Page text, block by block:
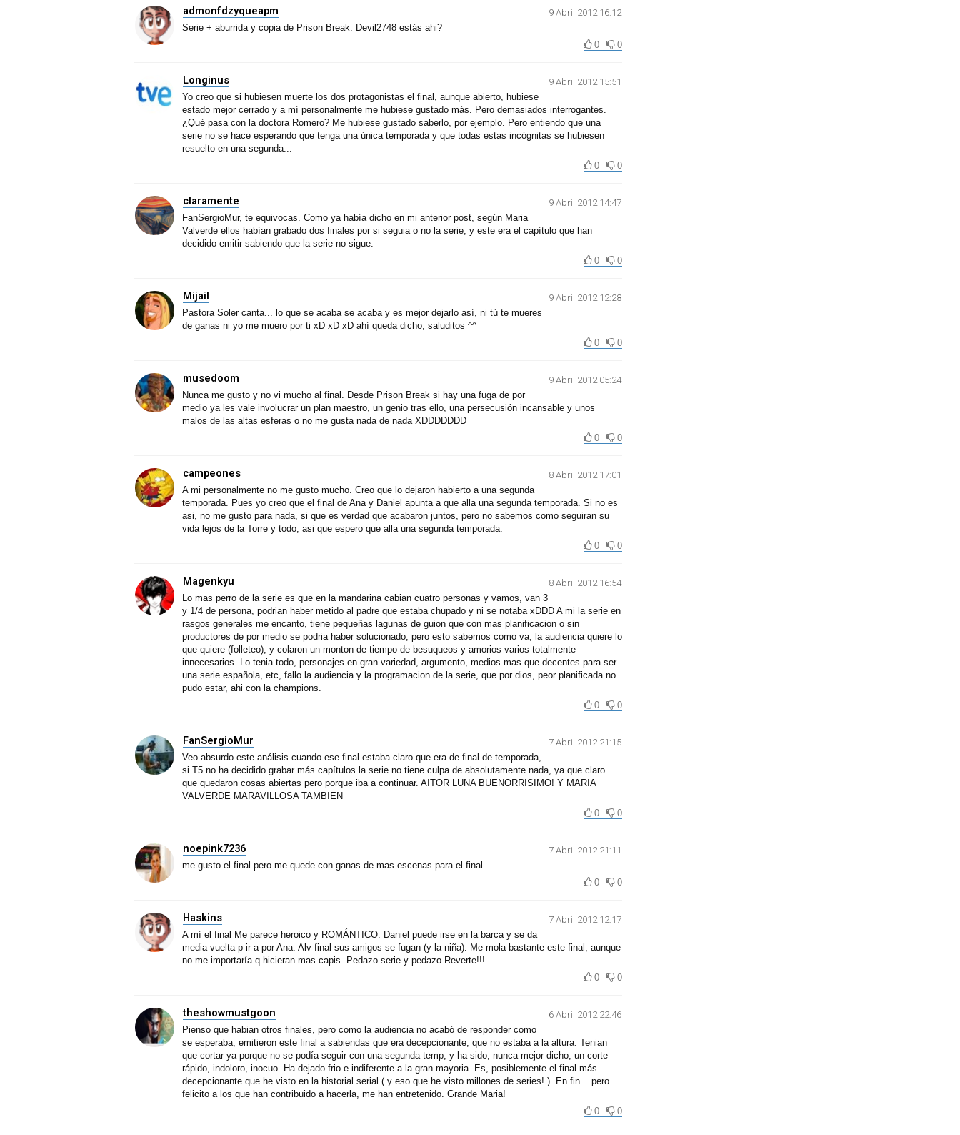
admonfdzyqueapm
9 Abril 2012 16:12
Serie + aburrida y copia de Prison Break. Devil2748 estás ahi?
0
0
Longinus
9 Abril 2012 15:51
Yo creo que si hubiesen muerte los dos protagonistas el final, aunque abierto, hubiese
estado mejor cerrado y a mí personalmente me hubiese gustado más. Pero demasiados interrogantes.
¿Qué pasa con la doctora Romero? Me hubiese gustado saberlo, por ejemplo. Pero entiendo que una
serie no se hace esperando que tenga una única temporada y que todas estas incógnitas se hubiesen
resuelto en una segunda...
0
0
claramente
9 Abril 2012 14:47
FanSergioMur, te equivocas. Como ya había dicho en mi anterior post, según Maria
Valverde ellos habían grabado dos finales por si seguia o no la serie, y este era el capítulo que han
decidido emitir sabiendo que la serie no sigue.
0
0
Mijail
9 Abril 2012 12:28
Pastora Soler canta... lo que se acaba se acaba y es mejor dejarlo así, ni tú te mueres
de ganas ni yo me muero por ti xD xD xD ahí queda dicho, saluditos ^^
0
0
musedoom
9 Abril 2012 05:24
Nunca me gusto y no vi mucho al final. Desde Prison Break si hay una fuga de por
medio ya les vale involucrar un plan maestro, un genio tras ello, una persecusión incansable y unos
malos de las altas esferas o no me gusta nada de nada XDDDDDDD
0
0
campeones
8 Abril 2012 17:01
A mi personalmente no me gusto mucho. Creo que lo dejaron habierto a una segunda
temporada. Pues yo creo que el final de Ana y Daniel apunta a que alla una segunda temporada. Si no es
asi, no me gusto para nada, si que es verdad que acabaron juntos, pero no sabemos como seguiran su
vida lejos de la Torre y todo, asi que espero que alla una segunda temporada.
0
0
Magenkyu
8 Abril 2012 16:54
Lo mas perro de la serie es que en la mandarina cabian cuatro personas y vamos, van 3
y 1/4 de persona, podrian haber metido al padre que estaba chupado y ni se notaba xDDD A mi la serie en
rasgos generales me encanto, tiene pequeñas lagunas de guion que con mas planificacion o sin
productores de por medio se podria haber solucionado, pero esto sabemos como va, la audiencia quiere lo
que quiere (folleteo), y colaron un monton de tiempo de besuqueos y amorios varios totalmente
innecesarios. Lo tenia todo, personajes en gran variedad, argumento, medios mas que decentes para ser
una serie española, etc, fallo la audiencia y la programacion de la serie, que por dios, peor planificada no
pudo estar, ahi con la champions.
0
0
FanSergioMur
7 Abril 2012 21:15
Veo absurdo este análisis cuando ese final estaba claro que era de final de temporada,
si T5 no ha decidido grabar más capítulos la serie no tiene culpa de absolutamente nada, ya que claro
que quedaron cosas abiertas pero porque iba a continuar. AITOR LUNA BUENORRISIMO! Y MARIA
VALVERDE MARAVILLOSA TAMBIEN
0
0
noepink7236
7 Abril 2012 21:11
me gusto el final pero me quede con ganas de mas escenas para el final
0
0
Haskins
7 Abril 2012 12:17
A mí el final Me parece heroico y ROMÁNTICO. Daniel puede irse en la barca y se da
media vuelta p ir a por Ana. Alv final sus amigos se fugan (y la niña). Me mola bastante este final, aunque
no me importaría q hicieran mas capis. Pedazo serie y pedazo Reverte!!!
0
0
theshowmustgoon
6 Abril 2012 22:46
Pienso que habian otros finales, pero como la audiencia no acabó de responder como
se esperaba, emitieron este final a sabiendas que era decepcionante, que no estaba a la altura. Tenian
que cortar ya porque no se podía seguir con una segunda temp, y ha sido, nunca mejor dicho, un corte
rápido, indoloro, inocuo. Ha dejado frio e indiferente a la gran mayoria. Es, posiblemente el final más
decepcionante que he visto en la historial serial ( y eso que he visto millones de series! ). En fin... pero
felicito a los que han contribuido a hacerla, me han entretenido. Grande Maria!
0
0